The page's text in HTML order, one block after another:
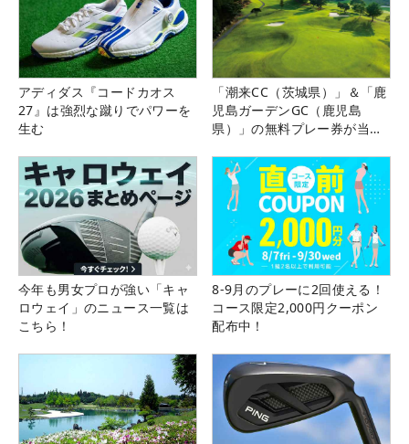
アディダス『コードカオス
27』は強烈な蹴りでパワーを
生む
「潮来CC（茨城県）」＆「鹿
児島ガーデンGC（鹿児島
県）」の無料プレー券が当た
今年も男女プロが強い「キャ
ロウェイ」のニュース一覧は
こちら！
8-9月のプレーに2回使える！
コース限定2,000円クーポン
配布中！